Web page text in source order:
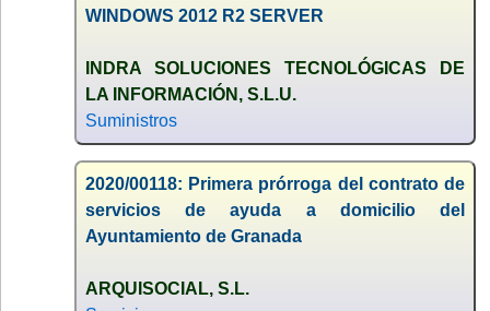
WINDOWS 2012 R2 SERVER
INDRA SOLUCIONES TECNOLÓGICAS DE
LA INFORMACIÓN, S.L.U.
Suministros
2020/00118: Primera prórroga del contrato de
servicios de ayuda a domicilio del
Ayuntamiento de Granada
ARQUISOCIAL, S.L.